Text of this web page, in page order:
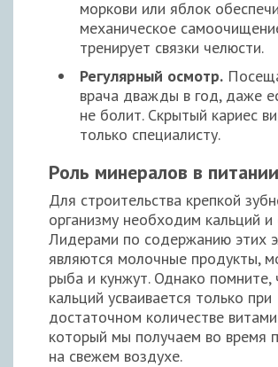
моркови или яблок
механическое
тренирует связки челюсти.
Регулярный осмотр.
врача дважды в год, даже
не болит. Скрытый кариес
только специалисту.
Роль минералов в питании
Для строительства крепкой
организму необходим кальций
Лидерами по содержанию этих
являются молочные продукты,
рыба и кунжут. Однако помните,
кальций усваивается только при
достаточном количестве
который мы получаем во время
на свежем воздухе.